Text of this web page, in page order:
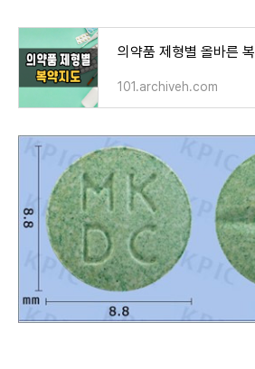
101.archiveh.com